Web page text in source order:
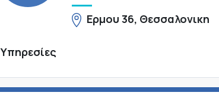
Ερμου 36, Θεσσαλονικη
Υπηρεσίες